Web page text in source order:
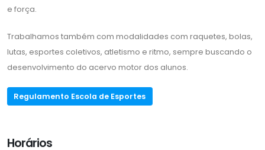
e força.
Trabalhamos também com modalidades com raquetes, bolas,
lutas, esportes coletivos, atletismo e ritmo, sempre buscando o
desenvolvimento do acervo motor dos alunos.
Regulamento Escola de Esportes
Horários